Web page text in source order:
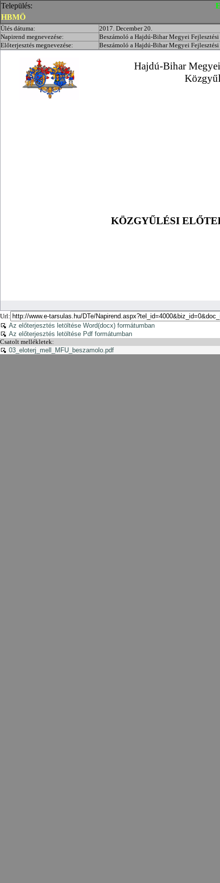
Település:
HBMÖ
Ülés dátuma:
2017. December 20.
Napirend megnevezése:
Beszámoló a Hajdú-Bihar Megyei
Előterjesztés megnevezése:
Beszámoló a Hajdú-Bihar Megyei
Url:
Az előterjesztés letöltése Word(docx) formátumban
Az előterjesztés letöltése Pdf formátumban
Csatolt mellékletek:
03_eloterj_mell_MFU_beszamolo.pdf